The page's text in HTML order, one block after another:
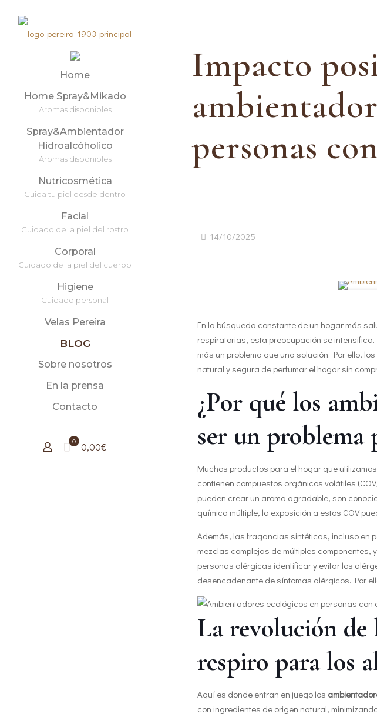
Home
Home Spray&Mikado
Aromas disponibles
Spray&Ambientador
Hidroalcóholico
Aromas disponibles
Nutricosmética
Cuida tu piel desde dentro
Facial
Cuidado de la piel del rostro
Corporal
Cuidado de la piel del cuerpo
Higiene
Cuidado personal
Velas Pereira
BLOG
Sobre nosotros
En la prensa
Contacto
0 0,00€
Impacto
personas
14/10/2025
En la búsqueda constante de un hogar más
respiratorias, esta preocupación se
más un problema que una solución. Por ello, los
natural y segura de perfumar el hogar sin
¿Por qué los
ser un problema
Muchos productos para el hogar que
contienen compuestos orgánicos volátiles
pueden crear un aroma agradable, son
química múltiple, la exposición a estos COV
Además, las fragancias sintéticas, incluso en
mezclas complejas de múltiples
personas alérgicas identificar y evitar los
desencadenante de síntomas alérgicos. Por
La revolución de
respiro para los
Aquí es donde entran en juego los
con ingredientes de origen natural,